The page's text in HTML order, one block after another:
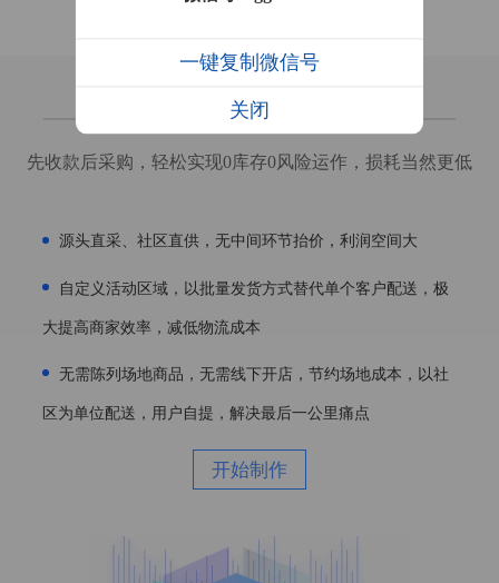
库存压力小 仓储成本低
先收款后采购，轻松实现0库存0风险运作，损耗当然更低
源头直采、社区直供，无中间环节抬价，利润空间大
自定义活动区域，以批量发货方式替代单个客户配送，极
大提高商家效率，减低物流成本
无需陈列场地商品，无需线下开店，节约场地成本，以社
区为单位配送，用户自提，解决最后一公里痛点
开始制作
一键复制微信号
关闭